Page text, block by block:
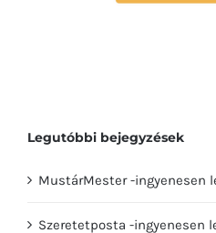
Legutóbbi bejegyzések
MustárMester -ingyenesen
Szeretetposta -ingyenesen